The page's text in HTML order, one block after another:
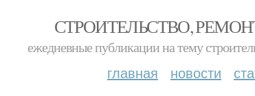
СТРОИТЕЛЬСТВО,
ежедневные публикации на тему
главная новости